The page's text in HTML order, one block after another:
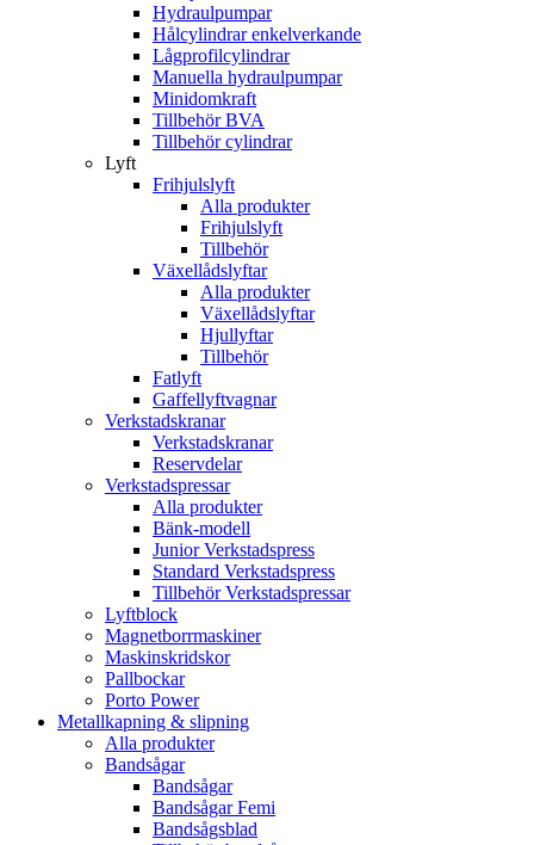
Hydraulpumpar
Hålcylindrar enkelverkande
Lågprofilcylindrar
Manuella hydraulpumpar
Minidomkraft
Tillbehör BVA
Tillbehör cylindrar
Lyft
Frihjulslyft
Alla produkter
Frihjulslyft
Tillbehör
Växellådslyftar
Alla produkter
Växellådslyftar
Hjullyftar
Tillbehör
Fatlyft
Gaffellyftvagnar
Verkstadskranar
Verkstadskranar
Reservdelar
Verkstadspressar
Alla produkter
Bänk-modell
Junior Verkstadspress
Standard Verkstadspress
Tillbehör Verkstadspressar
Lyftblock
Magnetborrmaskiner
Maskinskridskor
Pallbockar
Porto Power
Metallkapning & slipning
Alla produkter
Bandsågar
Bandsågar
Bandsågar Femi
Bandsågsblad